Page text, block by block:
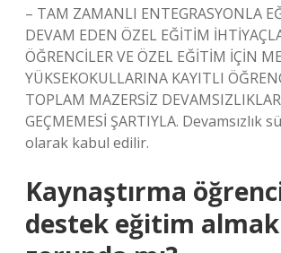
– TAM ZAMANLI ENTEGRASYONLA
DEVAM EDEN ÖZEL EĞİTİM
ÖĞRENCİLER VE ÖZEL EĞİTİM İÇİN
YÜKSEKOKULLARINA KAYITLI
TOPLAM MAZERSİZ
GEÇMEMESİ ŞARTIYLA. Devamsızlık
olarak kabul edilir.
Kaynaştırma
destek eğitim almak